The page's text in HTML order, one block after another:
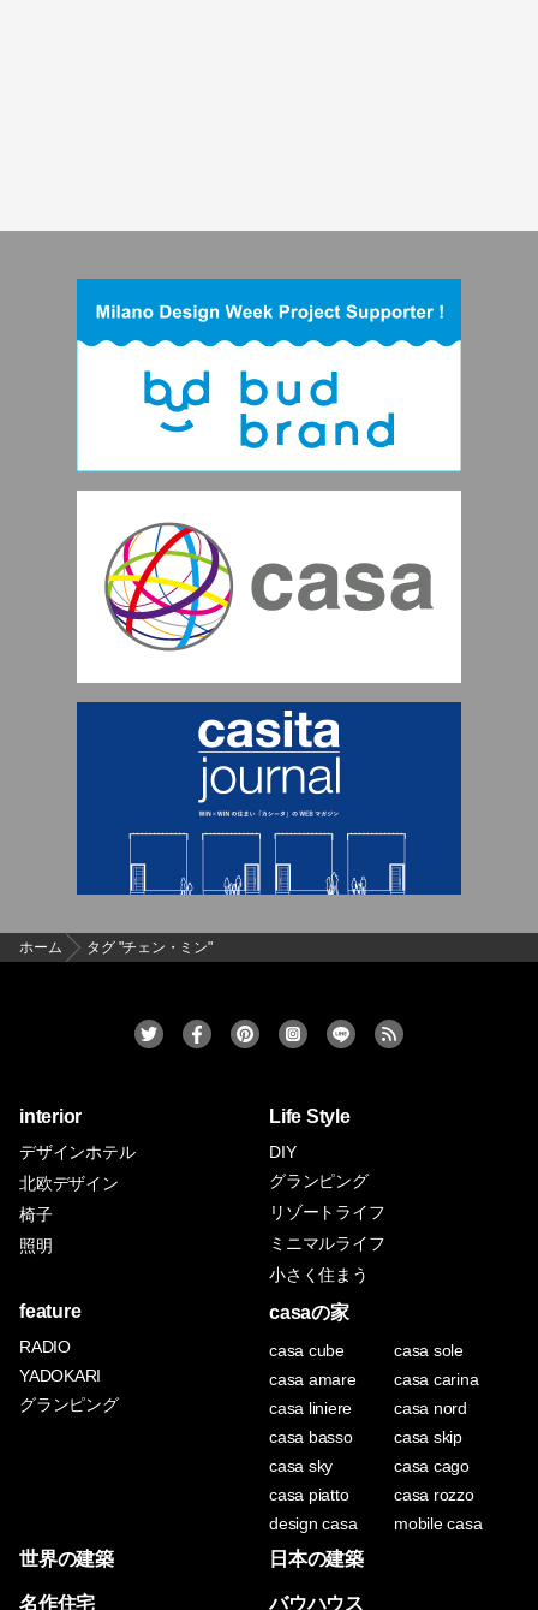
ホーム タグ "チェン・ミン"
interior
デザインホテル
北欧デザイン
椅子
照明
Life Style
DIY
グランピング
リゾートライフ
ミニマルライフ
小さく住まう
feature
RADIO
YADOKARI
グランピング
casaの家
casa cube
casa sole
casa amare
casa carina
casa liniere
casa nord
casa basso
casa skip
casa sky
casa cago
casa piatto
casa rozzo
design casa
mobile casa
世界の建築 日本の建築
名作住宅 バウハウス